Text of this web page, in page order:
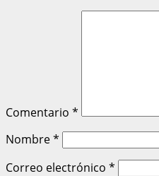
Comentario *
Nombre*
Correo electrónico *